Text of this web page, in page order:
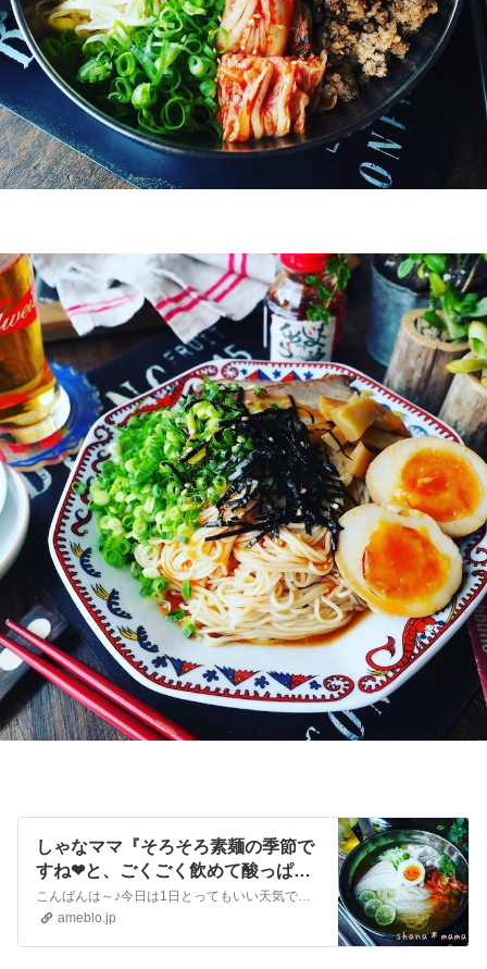
しゃなママ『そろそろ素麺の季節で
すね❤と、ごくごく飲めて酸っぱ旨
～いレンチンささみ入り韓国冷麺風
素麺♪』
こんばんは～♪今日は1日とってもいい天気で昼間は暑いぐらいだった徳島地方、夕御飯は今年初めての素麺にしましたよ～❤さっぱり食べたかったのでお酢をたっぷり使った…
ameblo.jp